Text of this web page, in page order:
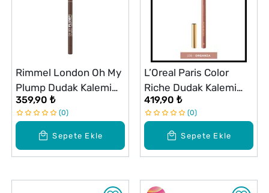
Sepete Ekle
Rimmel London Oh My
Plump Dudak Kalemi
Deep Cap
359,90 ₺
0
Sepete Ekle
L’Oreal Paris Color
Riche Dudak Kalemi
No: 236
419,90 ₺
0